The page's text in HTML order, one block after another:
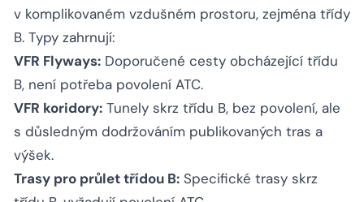
v komplikovaném vzdušném prostoru, zejména třídy
B. Typy zahrnují:
VFR Flyways: Doporučené cesty obcházející třídu
B, není potřeba povolení ATC.
VFR koridory: Tunely skrz třídu B, bez povolení, ale
s důsledným dodržováním publikovaných tras a
výšek.
Trasy pro průlet třídou B: Specifické trasy skrz